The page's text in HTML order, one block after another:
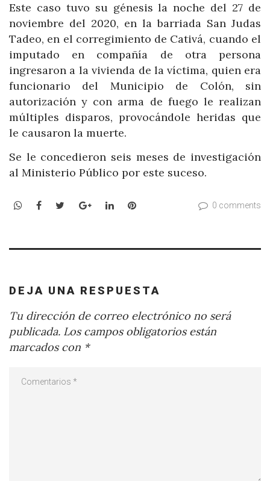
Este caso tuvo su génesis la noche del 27 de
noviembre del 2020, en la barriada San Judas
Tadeo, en el corregimiento de Cativá, cuando el
imputado en compañía de otra persona
ingresaron a la vivienda de la víctima, quien era
funcionario del Municipio de Colón, sin
autorización y con arma de fuego le realizan
múltiples disparos, provocándole heridas que
le causaron la muerte.
Se le concedieron seis meses de investigación
al Ministerio Público por este suceso.
WhatsApp
Facebook
TwitterGoogle+LinkedInPinterest 0 comments
DEJA UNA RESPUESTA
Tu dirección de correo electrónico no será
publicada. Los campos obligatorios están
marcados con *